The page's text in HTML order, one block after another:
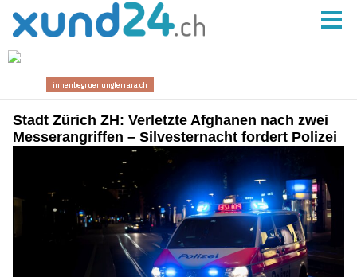
Stadt Zürich ZH: Verletzte Afghanen nach zwei
Messerangriffen – Silvesternacht fordert Polizei